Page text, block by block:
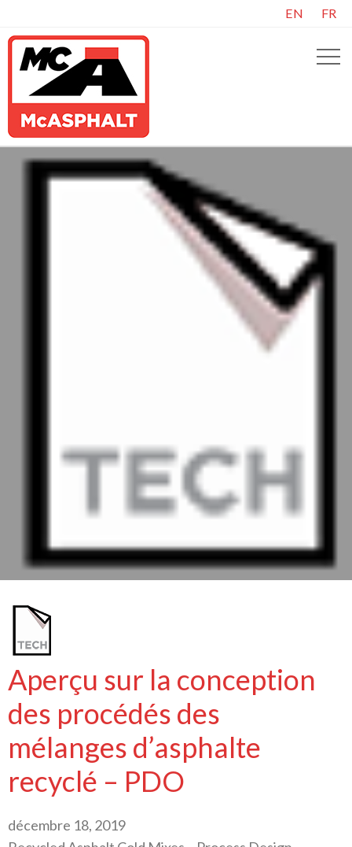
EN FR
Aperçu sur la conception
des procédés des
mélanges d’asphalte
recyclé – PDO
décembre 18, 2019